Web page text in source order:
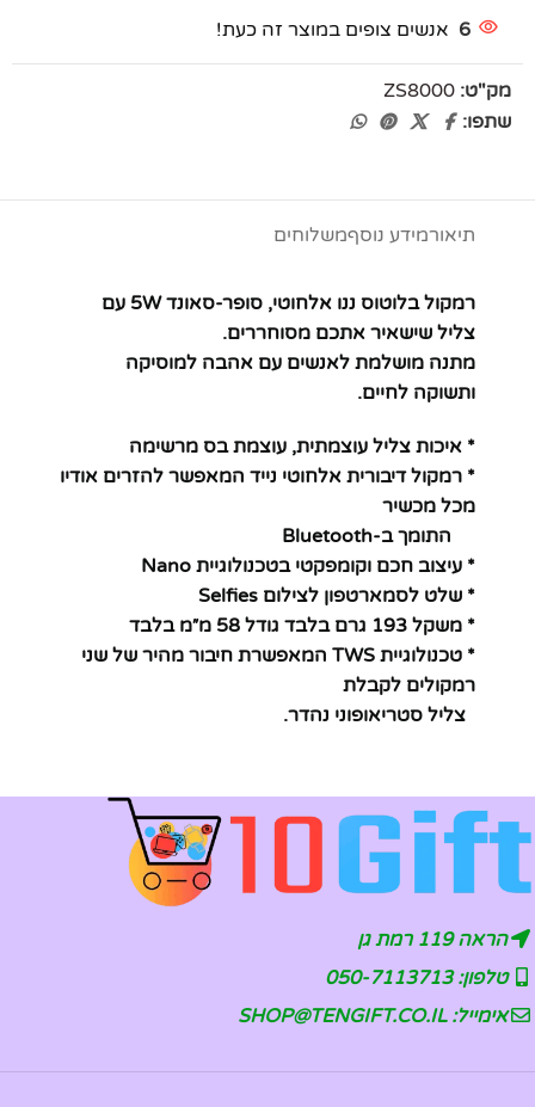
6 אנשים צופים במוצר זה כעת!
מק"ט: ZS8000
שתפו:
תיאורמידע נוסףמשלוחים
רמקול בלוטוס ננו אלחוטי, סופר-סאונד 5W עם
צליל שישאיר אתכם מסוחררים.
מתנה מושלמת לאנשים עם אהבה למוסיקה
ותשוקה לחיים.
* איכות צליל עוצמתית, עוצמת בס מרשימה
* רמקול דיבורית אלחוטי נייד המאפשר להזרים אודיו
מכל מכשיר
התומך ב-Bluetooth
* עיצוב חכם וקומפקטי בטכנולוגיית Nano
* שלט לסמארטפון לצילום Selfies
* משקל 193 גרם בלבד גודל 58 מ״מ בלבד
* טכנולוגיית TWS המאפשרת חיבור מהיר של שני
רמקולים לקבלת
צליל סטריאופוני נהדר.
הראה 119 רמת גן
טלפון: 050-7113713
אימייל: SHOP@TENGIFT.CO.IL